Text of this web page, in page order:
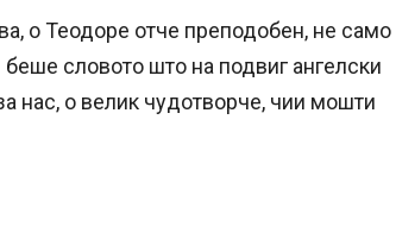
о Теодоре отче преподобен, не само
беше словото што на подвиг ангелски
нас, о велик чудотворче, чии мошти